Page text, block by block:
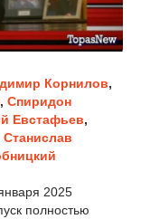
Корнилов,
, Спиридон
Евстафьев,
Станислав
2025
полностью